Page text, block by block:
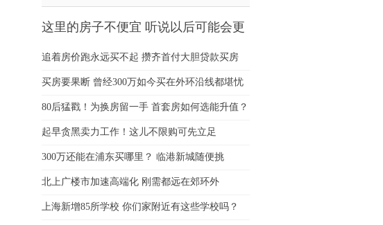
黄先生:136****3612
这里的房子不便宜 听说以后可能会更
追着房价跑永远买不起 攒齐首付大胆贷款买房
买房要果断 曾经300万如今买在外环沿线都堪忧
80后猛戳！为换房留一手 首套房如何选能升值？
起早贪黑卖力工作！这儿不限购可先立足
300万还能在浦东买哪里？ 临港新城随便挑
北上广楼市加速高端化 刚需都远在郊环外
上海新增85所学校 你们家附近有这些学校吗？